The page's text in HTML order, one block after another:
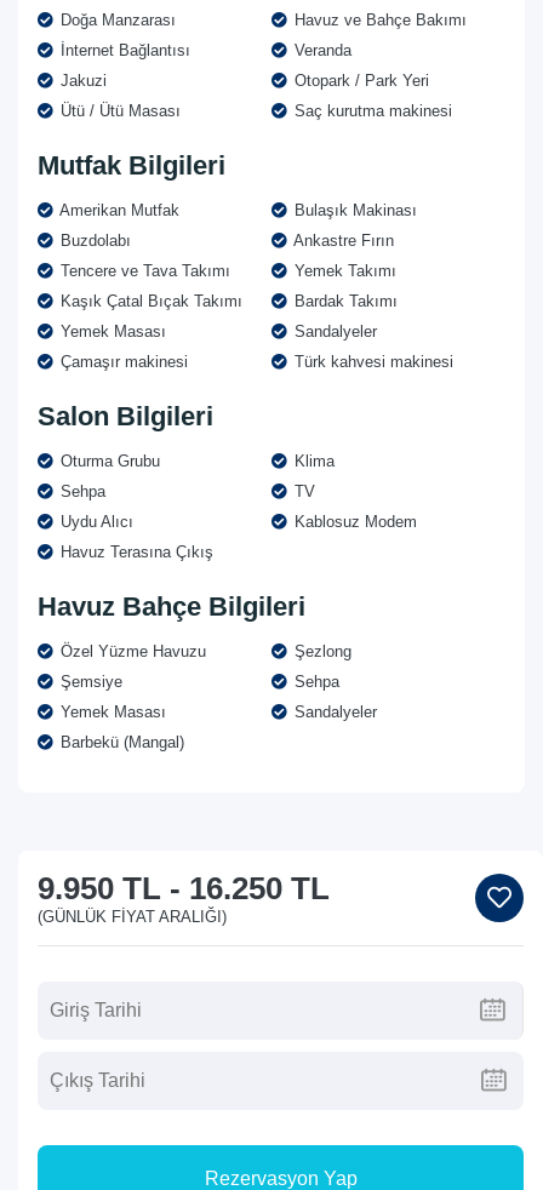
Doğa Manzarası
Havuz ve Bahçe Bakımı
İnternet Bağlantısı
Veranda
Jakuzi
Otopark / Park Yeri
Ütü / Ütü Masası
Saç kurutma makinesi
Mutfak Bilgileri
Amerikan Mutfak
Bulaşık Makinası
Buzdolabı
Ankastre Fırın
Tencere ve Tava Takımı
Yemek Takımı
Kaşık Çatal Bıçak Takımı
Bardak Takımı
Yemek Masası
Sandalyeler
Çamaşır makinesi
Türk kahvesi makinesi
Salon Bilgileri
Oturma Grubu
Klima
Sehpa
TV
Uydu Alıcı
Kablosuz Modem
Havuz Terasına Çıkış
Havuz Bahçe Bilgileri
Özel Yüzme Havuzu
Şezlong
Şemsiye
Sehpa
Yemek Masası
Sandalyeler
Barbekü (Mangal)
9.950 TL - 16.250 TL
(GÜNLÜK FIYAT ARALIĞI)
Rezervasyon Yap